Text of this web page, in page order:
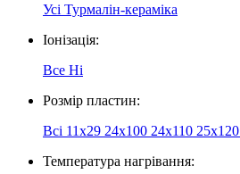
Усі Турмалін-кераміка
Іонізація:
Все Ні
Розмір пластин:
Всі 11х29 24х100 24х110 25x120
Температура нагрівання: